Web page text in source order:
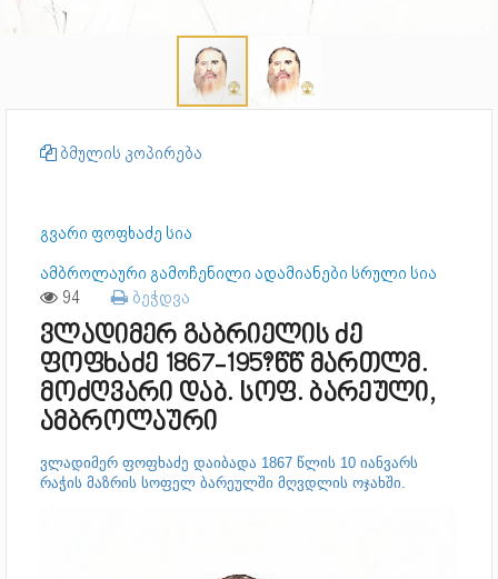
ბმულის კოპირება
გვარი ფოფხაძე სია
ამბროლაური გამოჩენილი ადამიანები სრული სია
94 ბეჭდვა
ვლადიმერ გაბრიელის ძე
ფოფხაძე 1867-195?წწ მართლმ.
მოძღვარი დაბ. სოფ. ბარეული,
ამბროლაური
ვლადიმერ ფოფხაძე დაიბადა 1867 წლის 10 იანვარს
რაჭის მაზრის სოფელ ბარეულში მღვდლის ოჯახში.